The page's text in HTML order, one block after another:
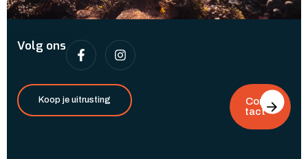
Volg ons
Koop je uitrusting
Con
tact